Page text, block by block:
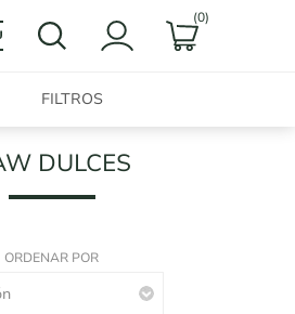
(0)
FILTROS
DULCES
ORDENAR POR